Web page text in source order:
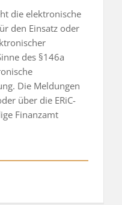
die elektronische
den Einsatz oder
des §146a
Die Meldungen
über die ERiC-
Finanzamt